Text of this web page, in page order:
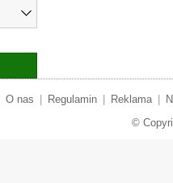
O nas Regulamin Reklama
©